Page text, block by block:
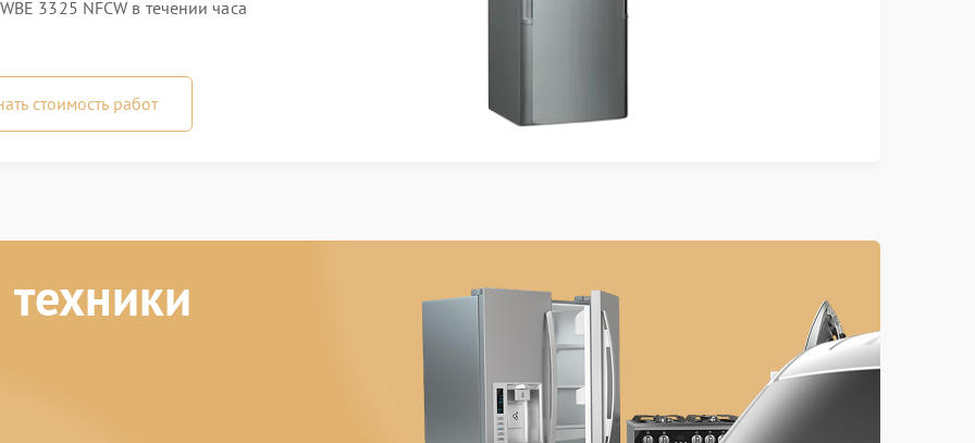
3325 NFCW в течении часа
стоимость работ